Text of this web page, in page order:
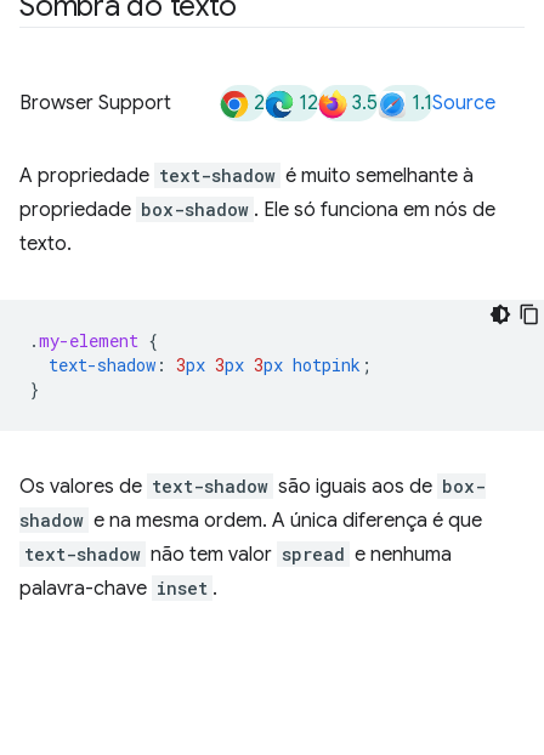
Browser Support 2 12 3.5 1.1Source
A propriedade text-shadow é muito semelhante à
propriedade box-shadow . Ele só funciona em nós de
texto.
.my-element {
text-shadow : 3px 3px 3px hotpink ;
}
Os valores de text-shadow são iguais aos de box-
shadow e na mesma ordem. A única diferença é que
text-shadow não tem valor spread e nenhuma
palavra-chave inset .